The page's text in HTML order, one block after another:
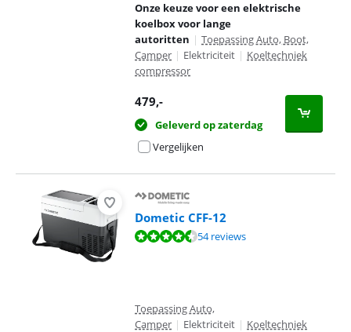
Onze keuze voor een elektrische
koelbox voor lange
autoritten | Toepassing Auto, Boot,
Camper | Elektriciteit | Koeltechniek
compressor
479,-
Geleverd op zaterdag
Vergelijken
Dometic CFF-12
Beoordeling is 9,3 van de 10, gebaseerd op 54 reviews.
54 reviews
Toepassing Auto,
Camper | Elektriciteit | Koeltechniek